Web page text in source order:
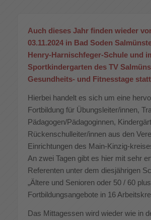
Auch dieses Jahr finden wieder
03.11.2024 in Bad Soden
Henry-Harnischfeger-Schule und
Sportkindergarten des TV
Gesundheits- und Fitnesstage
Hierbei handelt es sich um eine
Fortbildung für Übungsleiter/innen,
Pädagogen/Pädagoginnen,
Rückenschulleiter/innen aus den
Einrichtungen des Main-Kinzig-
An zwei Tagen gibt es hier mit sehr
Referenten unter dem diesjährigen
„Ältere und Senioren oder 50 / 60
Fortbildungsangebote in 16
Das Mittagessen wird wieder wie in